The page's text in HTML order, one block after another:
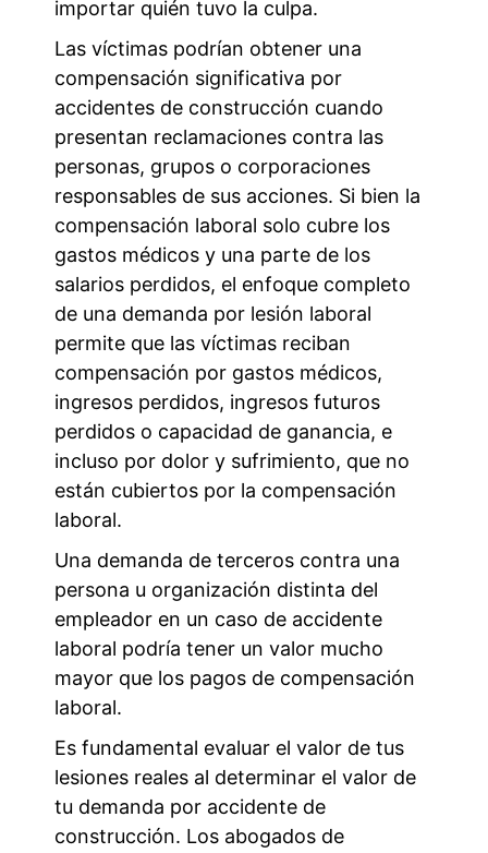
importar quién tuvo la culpa.
Las víctimas podrían obtener una
compensación significativa por
accidentes de construcción cuando
presentan reclamaciones contra las
personas, grupos o corporaciones
responsables de sus acciones. Si bien la
compensación laboral solo cubre los
gastos médicos y una parte de los
salarios perdidos, el enfoque completo
de una demanda por lesión laboral
permite que las víctimas reciban
compensación por gastos médicos,
ingresos perdidos, ingresos futuros
perdidos o capacidad de ganancia, e
incluso por dolor y sufrimiento, que no
están cubiertos por la compensación
laboral.
Una demanda de terceros contra una
persona u organización distinta del
empleador en un caso de accidente
laboral podría tener un valor mucho
mayor que los pagos de compensación
laboral.
Es fundamental evaluar el valor de tus
lesiones reales al determinar el valor de
tu demanda por accidente de
construcción. Los abogados de